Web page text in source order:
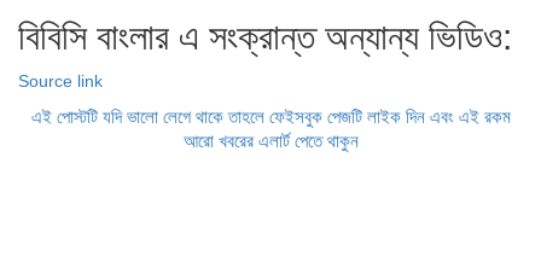
বিবিসি বাংলার এ সংক্রান্ত অন্যান্য ভিডিও:
Source link
এই পোস্টটি যদি ভালো লেগে থাকে তাহলে ফেইসবুক পেজটি লাইক দিন এবং এই রকম
আরো খবরের এলার্ট পেতে থাকুন